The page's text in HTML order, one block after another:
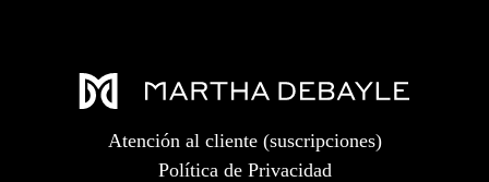
Atención al cliente (suscripciones)
Política de Privacidad